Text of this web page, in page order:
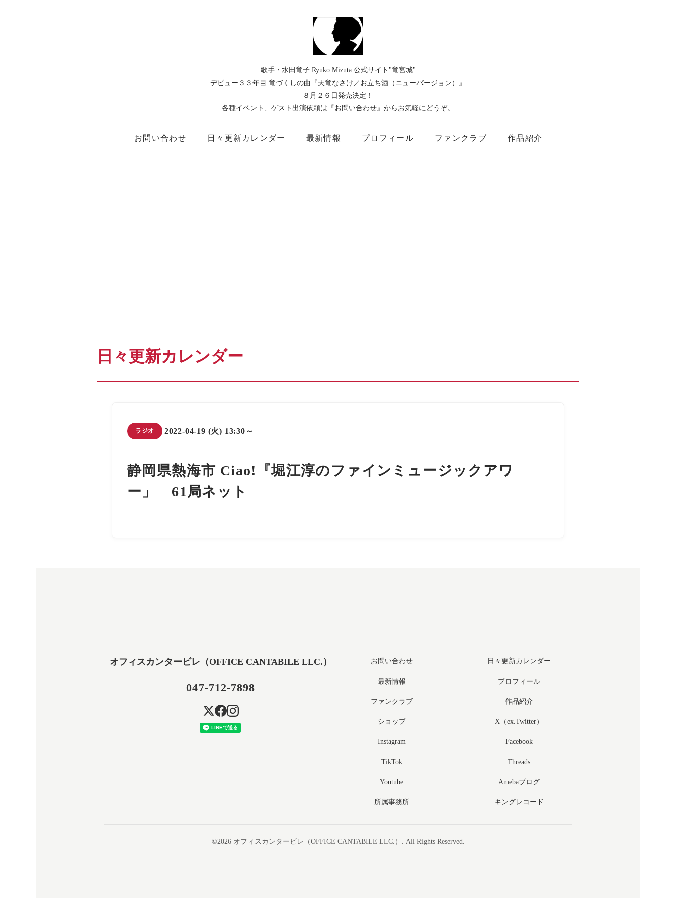
歌手・水田竜子 Ryuko Mizuta 公式サイト"竜宮城"
デビュー３３年目 竜づくしの曲『天竜なさけ／お立ち酒（ニューバージョン）』
８月２６日発売決定！
各種イベント、ゲスト出演依頼は『お問い合わせ』からお気軽にどうぞ。
お問い合わせ 日々更新カレンダー 最新情報 プロフィール ファンクラブ 作品紹介
日々更新カレンダー
ラジオ 2022-04-19 (火) 13:30～
静岡県熱海市 Ciao!『堀江淳のファインミュージックアワ
ー」 61局ネット
オフィスカンタービレ（OFFICE CANTABILE LLC.）
047-712-7898
お問い合わせ 日々更新カレンダー
最新情報 プロフィール
ファンクラブ 作品紹介
ショップ X（ex.Twitter）
Instagram Facebook
TikTok Threads
Youtube Amebaブログ
所属事務所 キングレコード
©2026 オフィスカンタービレ（OFFICE CANTABILE LLC.） . All Rights Reserved.